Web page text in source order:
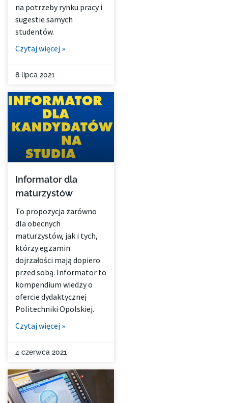
na potrzeby rynku pracy i
sugestie samych
studentów.
Czytaj więcej »
8 lipca 2021
Informator dla
maturzystów
To propozycja zarówno
dla obecnych
maturzystów, jak i tych,
którzy egzamin
dojrzałości mają dopiero
przed sobą. Informator to
kompendium wiedzy o
ofercie dydaktycznej
Politechniki Opolskiej.
Czytaj więcej »
4 czerwca 2021